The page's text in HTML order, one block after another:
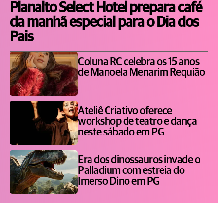
Planalto Select Hotel prepara café
da manhã especial para o Dia dos
Pais
Coluna RC celebra os 15 anos
de Manoela Menarim Requião
Ateliê Criativo oferece
workshop de teatro e dança
neste sábado em PG
Era dos dinossauros invade o
Palladium com estreia do
Imerso Dino em PG